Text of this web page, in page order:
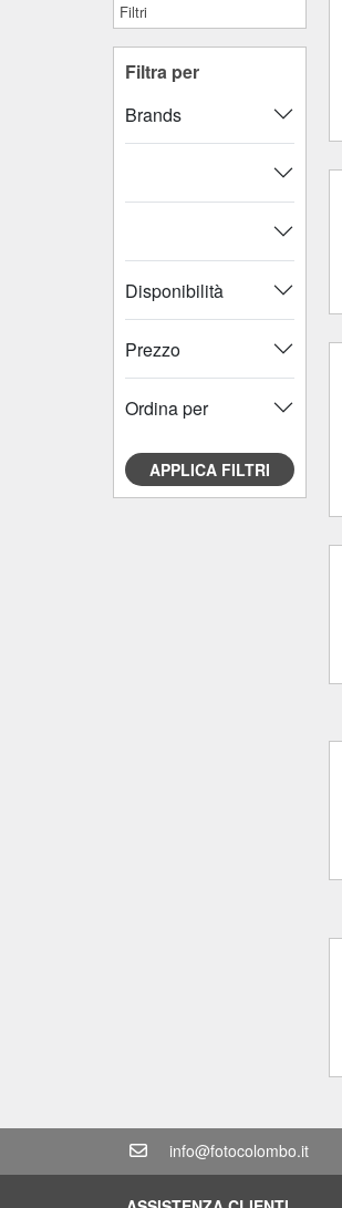
Filtri
Filtra per
Brands
Disponibilità
Prezzo
Ordina per
APPLICA FILTRI
info@fotocolombo.it